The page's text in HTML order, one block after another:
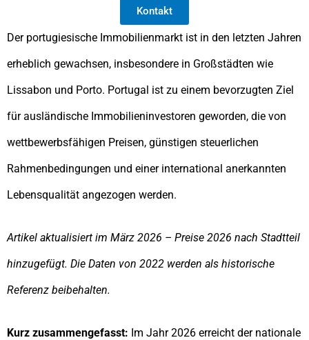
Der portugiesische Immobilienmarkt ist in den letzten Jahren
erheblich gewachsen, insbesondere in Großstädten wie
Lissabon und Porto. Portugal ist zu einem bevorzugten Ziel
für ausländische Immobilieninvestoren geworden, die von
wettbewerbsfähigen Preisen, günstigen steuerlichen
Rahmenbedingungen und einer international anerkannten
Lebensqualität angezogen werden.
Artikel aktualisiert im März 2026 – Preise 2026 nach Stadtteil
hinzugefügt. Die Daten von 2022 werden als historische
Referenz beibehalten.
Kurz zusammengefasst: Im Jahr 2026 erreicht der nationale
Kontakt